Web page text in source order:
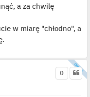
a za chwilę
w miarę "chłodno", a
0